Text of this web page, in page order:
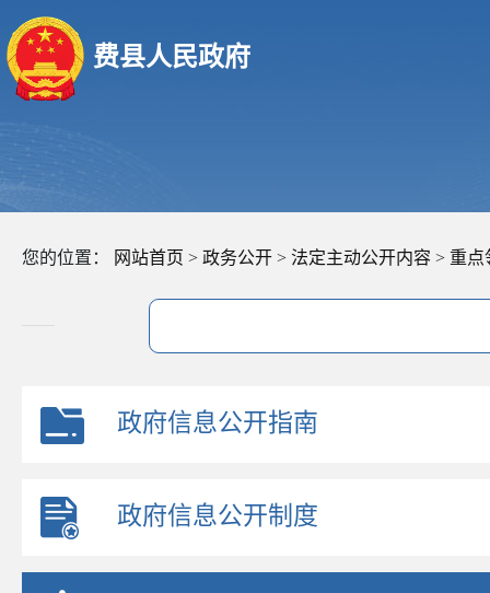
费县人民政府
您的位置： 网站首页 > 政务公开 > 法定主动公开内容 > 重点
政府信息公开指南
政府信息公开制度